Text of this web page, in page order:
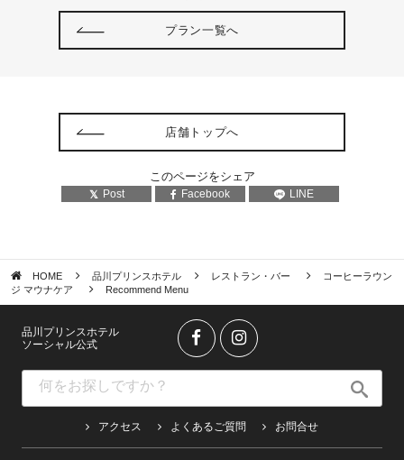
プラン一覧へ
店舗トップへ
このページをシェア
Post Facebook LINE
HOME 品川プリンスホテル レストラン・バー
コーヒーラウン
ジ マウナケア
Recommend Menu
品川プリンスホテル
ソーシャル公式
アクセス よくあるご質問 お問合せ